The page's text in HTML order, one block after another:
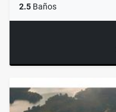
2.5 Baños